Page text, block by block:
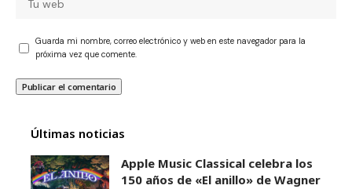
Guarda mi nombre, correo electrónico y web en este navegador para la
próxima vez que comente.
Últimas noticias
Apple Music Classical celebra los
150 años de «El anillo» de Wagner